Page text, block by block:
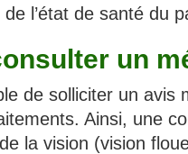
de l’état de santé du
un
de solliciter un avis
Ainsi, une
la vision (vision